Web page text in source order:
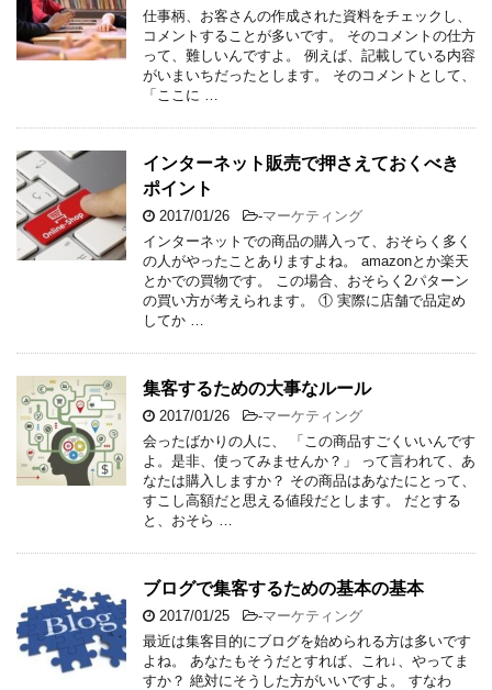
仕事柄、お客さんの作成された資料をチェックし、
コメントすることが多いです。 そのコメントの仕方
って、難しいんですよ。 例えば、記載している内容
がいまいちだったとします。 そのコメントとして、
「ここに …
インターネット販売で押さえておくべき
ポイント
2017/01/26 -マーケティング
インターネットでの商品の購入って、おそらく多く
の人がやったことありますよね。 amazonとか楽天
とかでの買物です。 この場合、おそらく2パターン
の買い方が考えられます。 ① 実際に店舗で品定め
してか …
集客するための大事なルール
2017/01/26 -マーケティング
会ったばかりの人に、 「この商品すごくいいんです
よ。是非、使ってみませんか？」 って言われて、あ
なたは購入しますか？ その商品はあなたにとって、
すこし高額だと思える値段だとします。 だとする
と、おそら …
ブログで集客するための基本の基本
2017/01/25 -マーケティング
最近は集客目的にブログを始められる方は多いです
よね。 あなたもそうだとすれば、これ↓、やってま
すか？ 絶対にそうした方がいいですよ。 すなわ